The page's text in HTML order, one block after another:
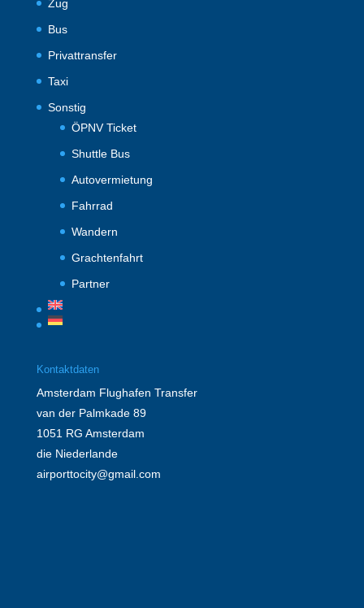
Zug
Bus
Privattransfer
Taxi
Sonstig
ÖPNV Ticket
Shuttle Bus
Autovermietung
Fahrrad
Wandern
Grachtenfahrt
Partner
Kontaktdaten
Amsterdam Flughafen Transfer
van der Palmkade 89
1051 RG Amsterdam
die Niederlande
airporttocity@gmail.com